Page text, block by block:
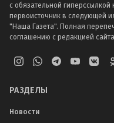
с обязательной
первоисточник в следующей
"Наша Газета". Полная
соглашению с редакцией сайта
РАЗДЕЛЫ
Новости